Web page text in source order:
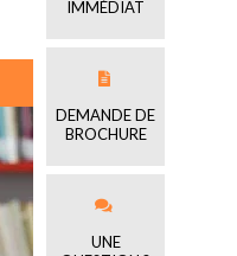
IMMÉDIAT
DEMANDE DE
BROCHURE
UNE